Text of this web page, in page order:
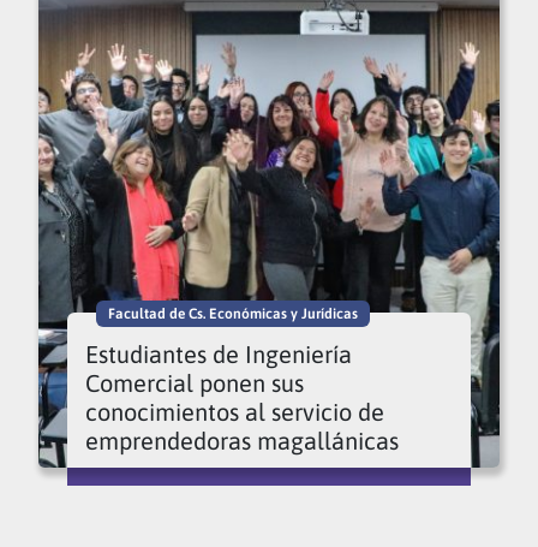
Facultad de Cs. Económicas y Jurídicas
Estudiantes de Ingeniería
Comercial ponen sus
conocimientos al servicio de
emprendedoras magallánicas